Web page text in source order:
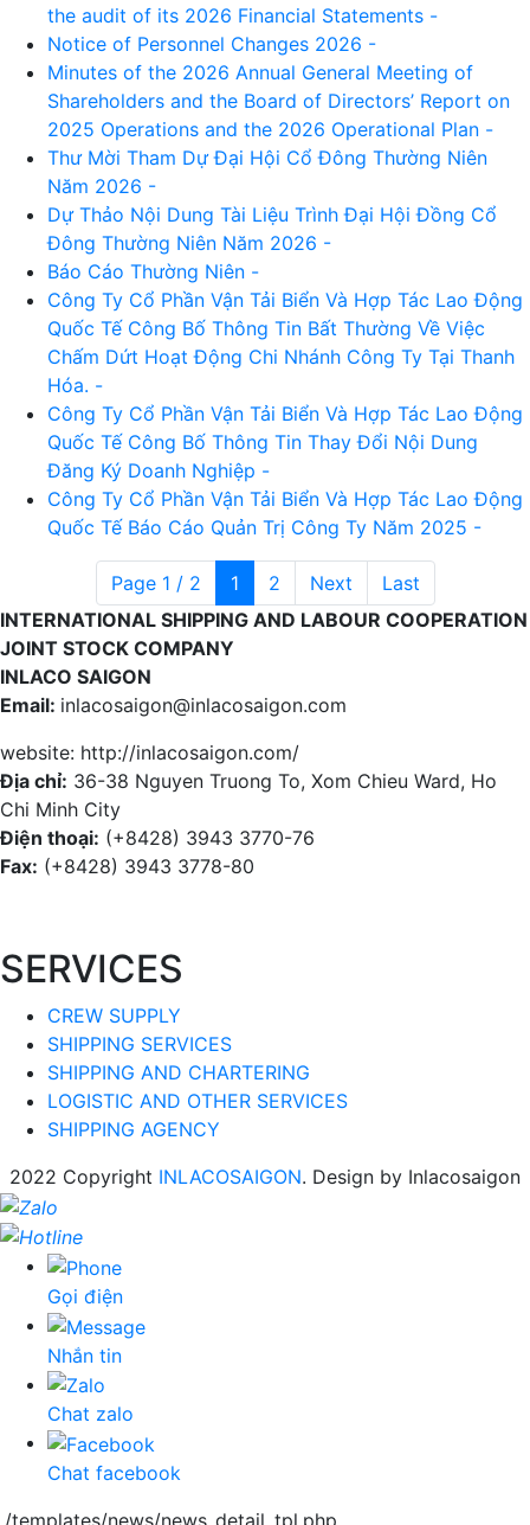
the audit of its 2026 Financial Statements -
Notice of Personnel Changes 2026 -
Minutes of the 2026 Annual General Meeting of
Shareholders and the Board of Directors’ Report on
2025 Operations and the 2026 Operational Plan -
Thư Mời Tham Dự Đại Hội Cổ Đông Thường Niên
Năm 2026 -
Dự Thảo Nội Dung Tài Liệu Trình Đại Hội Đồng Cổ
Đông Thường Niên Năm 2026 -
Báo Cáo Thường Niên -
Công Ty Cổ Phần Vận Tải Biển Và Hợp Tác Lao Động
Quốc Tế Công Bố Thông Tin Bất Thường Về Việc
Chấm Dứt Hoạt Động Chi Nhánh Công Ty Tại Thanh
Hóa. -
Công Ty Cổ Phần Vận Tải Biển Và Hợp Tác Lao Động
Quốc Tế Công Bố Thông Tin Thay Đổi Nội Dung
Đăng Ký Doanh Nghiệp -
Công Ty Cổ Phần Vận Tải Biển Và Hợp Tác Lao Động
Quốc Tế Báo Cáo Quản Trị Công Ty Năm 2025 -
Page 1 / 2 1 2 Next
Last
INTERNATIONAL SHIPPING AND LABOUR COOPERATION
JOINT STOCK COMPANY
INLACO SAIGON
Email: inlacosaigon@inlacosaigon.com
website: http://inlacosaigon.com/
Địa chỉ: 36-38 Nguyen Truong To, Xom Chieu Ward, Ho
Chi Minh City
Điện thoại: (+8428) 3943 3770-76
Fax: (+8428) 3943 3778-80
SERVICES
CREW SUPPLY
SHIPPING SERVICES
SHIPPING AND CHARTERING
LOGISTIC AND OTHER SERVICES
SHIPPING AGENCY
2022 Copyright INLACOSAIGON. Design by Inlacosaigon
Gọi điện
Nhắn tin
Chat zalo
Chat facebook
./templates/news/news_detail_tpl.php